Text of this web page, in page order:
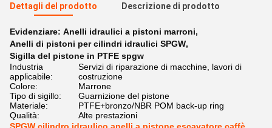
Dettagli del prodotto Descrizione di prodotto
Evidenziare: Anelli idraulici a pistoni marroni,
Anelli di pistoni per cilindri idraulici SPGW,
Sigilla del pistone in PTFE spgw
Industria
applicabile:
Servizi di riparazione di macchine, lavori di
costruzione
Colore:
Marrone
Tipo di sigillo:
Guarnizione del pistone
Materiale:
PTFE+bronzo/NBR POM back-up ring
Qualità:
Alte prestazioni